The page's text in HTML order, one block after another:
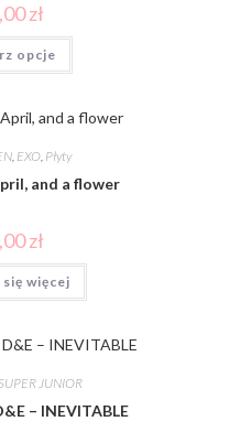
zł
opcje
, EXO, Płyty
and a flower
zł
więcej
SUPER JUNIOR
– INEVITABLE